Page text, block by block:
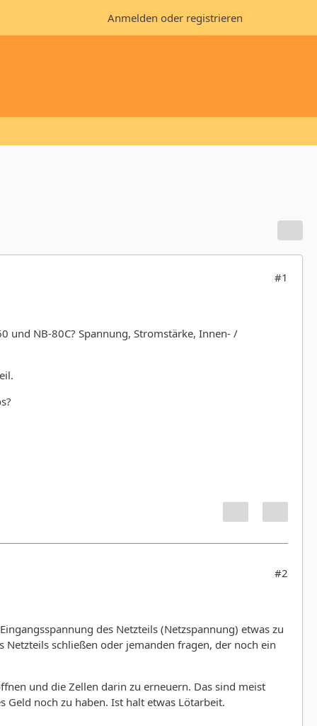
Anmelden oder registrieren
#1
und NB-80C? Spannung, Stromstärke, Innen- /
#2
des Netzteils (Netzspannung) etwas zu
schließen oder jemanden fragen, der noch ein
und die Zellen darin zu erneuern. Das sind meist
noch zu haben. Ist halt etwas Lötarbeit.